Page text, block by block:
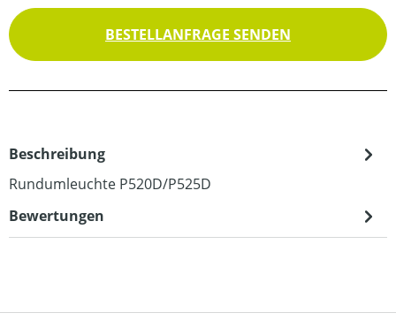
BESTELLANFRAGE SENDEN
Beschreibung
Rundumleuchte P520D/P525D
Bewertungen